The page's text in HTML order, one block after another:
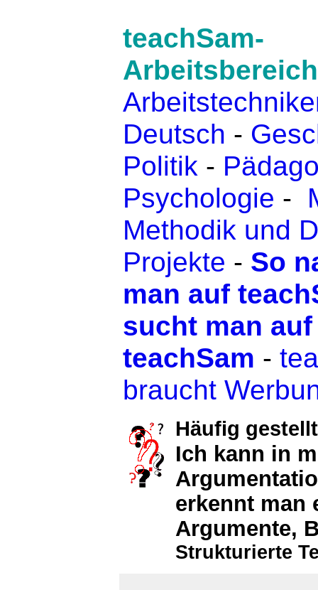
teachSam-
Deutsch -
Politik -
Psychologie -
Methodik und
Projekte - So
man auf
sucht man auf
teachSam -
braucht
Häufig
Ich kann in
erkennt man
Argumente,
Strukturierte